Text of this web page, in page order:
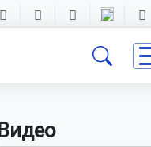
Видео